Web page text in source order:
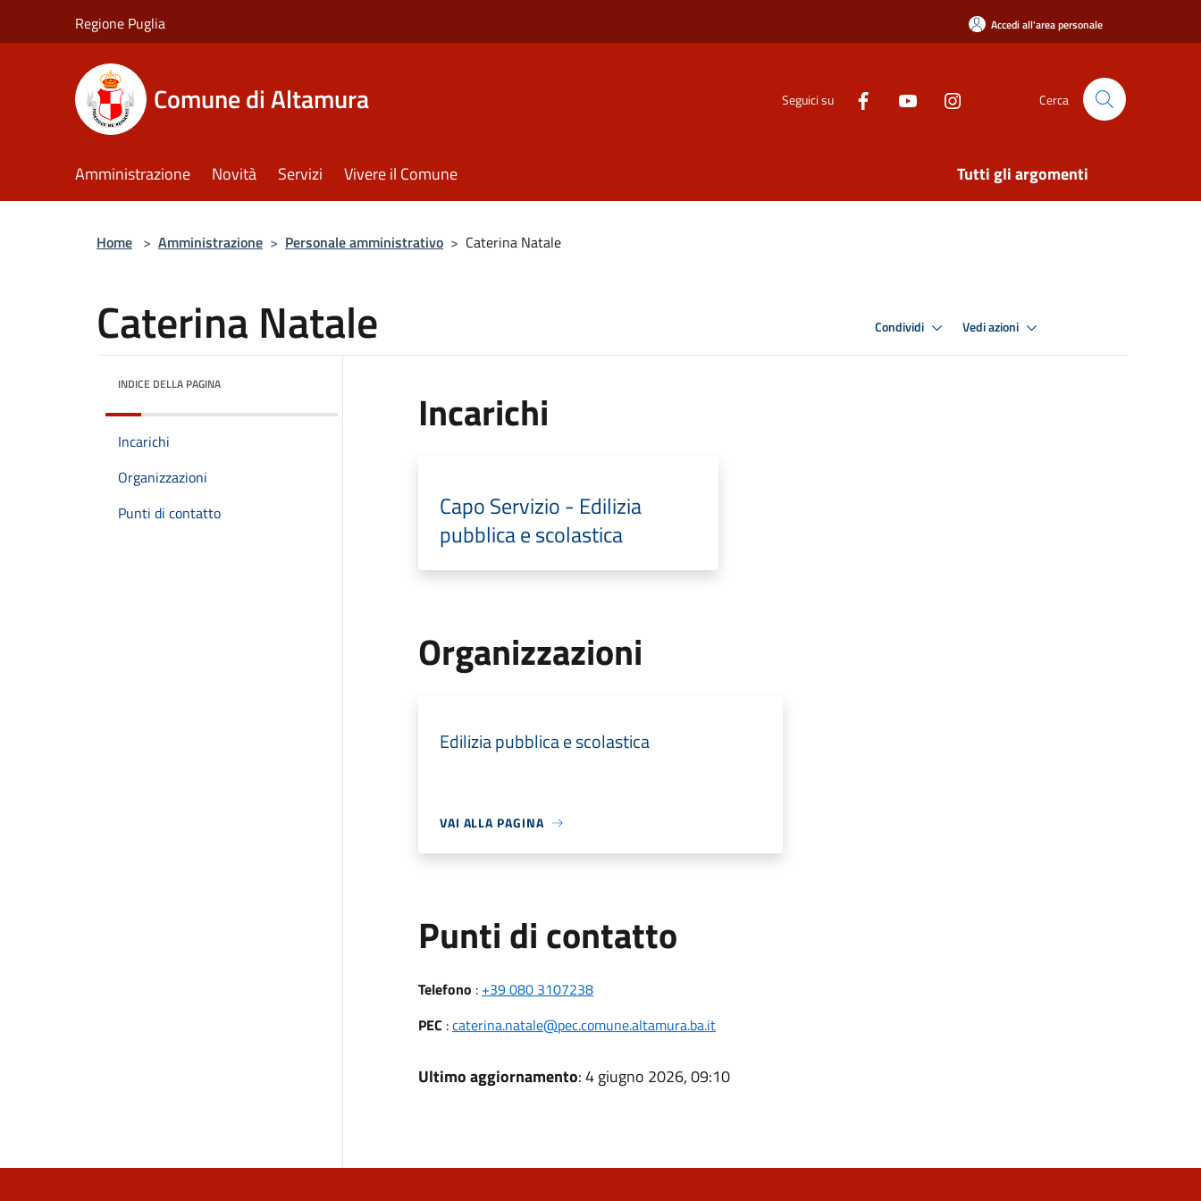
Regione Puglia Accedi all'area personale
Comune di Altamura Seguici su Cerca
Amministrazione Novità Servizi Vivere il Comune Tutti gli argomenti
Home > Amministrazione > Personale amministrativo > Caterina Natale
Caterina Natale Condividi Vedi azioni
INDICE DELLA PAGINA
Incarichi
Organizzazioni
Punti di contatto
Incarichi
Capo Servizio - Edilizia
pubblica e scolastica
Organizzazioni
Edilizia pubblica e scolastica
VAI ALLA PAGINA
Punti di contatto
Telefono : +39 080 3107238
PEC :caterina.natale@pec.comune.altamura.ba.it
Ultimo aggiornamento: 4 giugno 2026, 09:10